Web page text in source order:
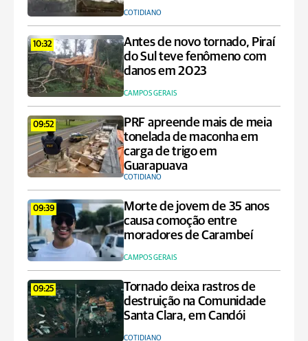
COTIDIANO
10:32
Antes de novo tornado, Piraí
do Sul teve fenômeno com
danos em 2023
CAMPOS GERAIS
09:52
PRF apreende mais de meia
tonelada de maconha em
carga de trigo em
Guarapuava
COTIDIANO
09:39
Morte de jovem de 35 anos
causa comoção entre
moradores de Carambeí
CAMPOS GERAIS
09:25
Tornado deixa rastros de
destruição na Comunidade
Santa Clara, em Candói
COTIDIANO